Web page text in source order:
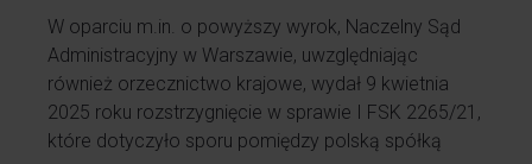
W oparciu m.in. o powyższy wyrok, Naczelny Sąd
Administracyjny w Warszawie, uwzględniając
również orzecznictwo krajowe, wydał 9 kwietnia
2025 roku rozstrzygnięcie w sprawie I FSK 2265/21,
które dotyczyło sporu pomiędzy polską spółką